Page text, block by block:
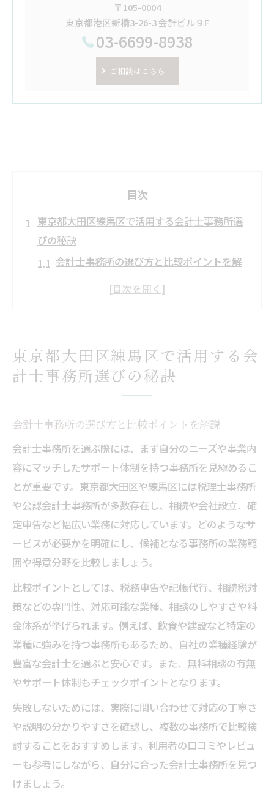
〒105-0004
東京都港区新橋3-26-3 会計ビル９F
03-6699-8938
ご相談はこちら
目次
東京都大田区練馬区で活用する会計士事務所選
びの秘訣
会計士事務所の選び方と比較ポイントを解
ック活用法
失敗しないための会計士事務所選定基準と
会計士事務所の特徴を理解し自分に合う選
択を
会計士の実践的なフィードバックが事務所選定
に効く理由
会計士からのフィードバックが事務所選び
に有効な理由
事務所選定に役立つ会計士フィードバック
の活用法
会計士事務所の実体験に基づくアドバイス
の魅力
専門家の意見が信頼できる事務所選定につ
ながる
会計士事務所のサポート品質を見極める視
点
専門家のアドバイスを受けたいなら事務所の特
徴を比較
会計士事務所ごとの強みや得意分野を比較
しよう
専門家の視点から事務所の特徴を見極める
東京都大田区練馬区で活用する会
計士事務所選びの秘訣
会計士事務所の選び方と比較ポイントを解説
会計士事務所を選ぶ際には、まず自分のニーズや事業内
容にマッチしたサポート体制を持つ事務所を見極めるこ
とが重要です。東京都大田区や練馬区には税理士事務所
や公認会計士事務所が多数存在し、相続や会社設立、確
定申告など幅広い業務に対応しています。どのようなサ
ービスが必要かを明確にし、候補となる事務所の業務範
囲や得意分野を比較しましょう。
比較ポイントとしては、税務申告や記帳代行、相続税対
策などの専門性、対応可能な業種、相談のしやすさや料
金体系が挙げられます。例えば、飲食や建設など特定の
業種に強みを持つ事務所もあるため、自社の業種経験が
豊富な会計士を選ぶと安心です。また、無料相談の有無
やサポート体制もチェックポイントとなります。
失敗しないためには、実際に問い合わせて対応の丁寧さ
や説明の分かりやすさを確認し、複数の事務所で比較検
討することをおすすめします。利用者の口コミやレビュ
ーも参考にしながら、自分に合った会計士事務所を見つ
けましょう。